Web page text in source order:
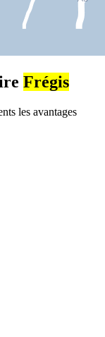
Frégis
les avantages